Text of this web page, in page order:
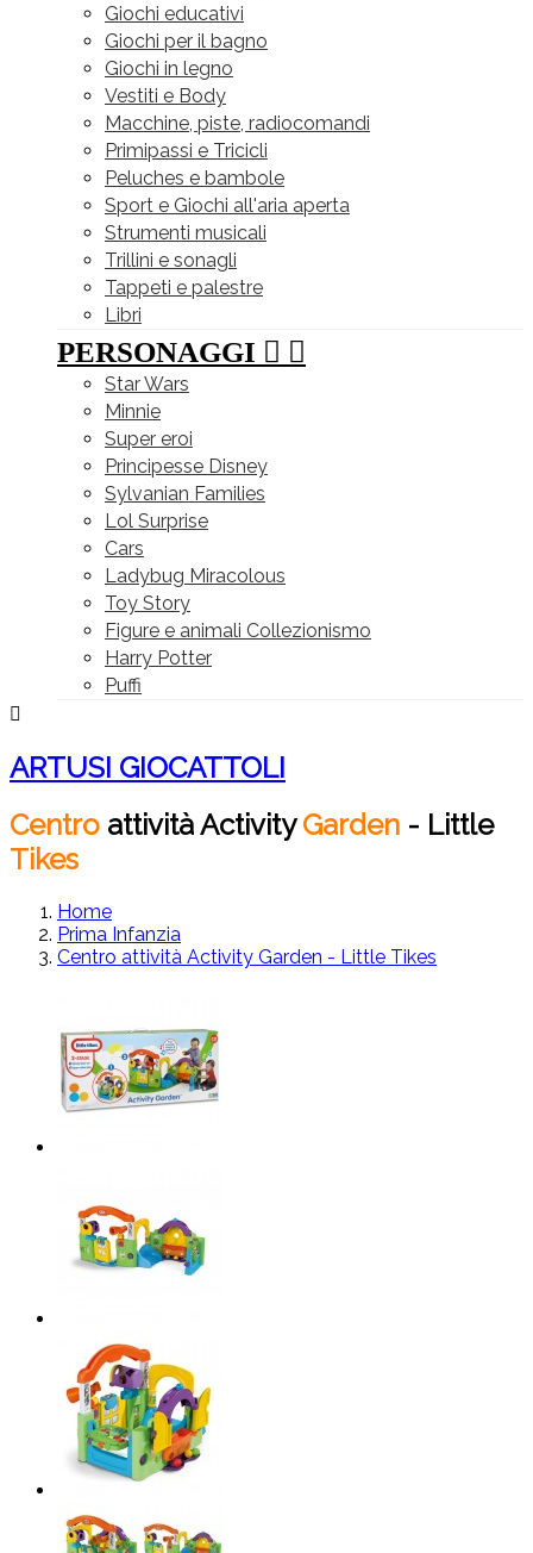
Giochi educativi
Giochi per il bagno
Giochi in legno
Vestiti e Body
Macchine, piste, radiocomandi
Primipassi e Tricicli
Peluches e bambole
Sport e Giochi all'aria aperta
Strumenti musicali
Trillini e sonagli
Tappeti e palestre
Libri
PERSONAGGI  
Star Wars
Minnie
Super eroi
Principesse Disney
Sylvanian Families
Lol Surprise
Cars
Ladybug Miracolous
Toy Story
Figure e animali Collezionismo
Harry Potter
Puffi

ARTUSI GIOCATTOLI
Centro attivitàActivity Garden - Little
Tikes
Home
Prima Infanzia
Centro attività Activity Garden - Little Tikes